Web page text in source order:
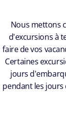
Nous mettons
d'excursions à
faire de vos
Certaines
jours
pendant les jours